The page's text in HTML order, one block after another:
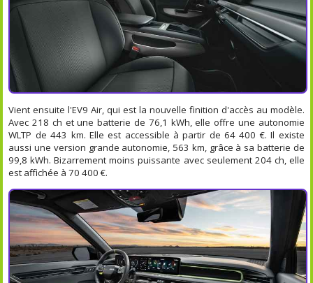
Vient ensuite l'EV9 Air, qui est la nouvelle finition d'accès au modèle.
Avec 218 ch et une batterie de 76,1 kWh, elle offre une autonomie
WLTP de 443 km. Elle est accessible à partir de 64 400 €. Il existe
aussi une version grande autonomie, 563 km, grâce à sa batterie de
99,8 kWh. Bizarrement moins puissante avec seulement 204 ch, elle
est affichée à 70 400 €.